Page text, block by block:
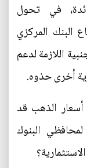
في تحول
البنك المركزي
اللازمة لدعم
أخرى حذوه.
أسعار الذهب قد
البنوك